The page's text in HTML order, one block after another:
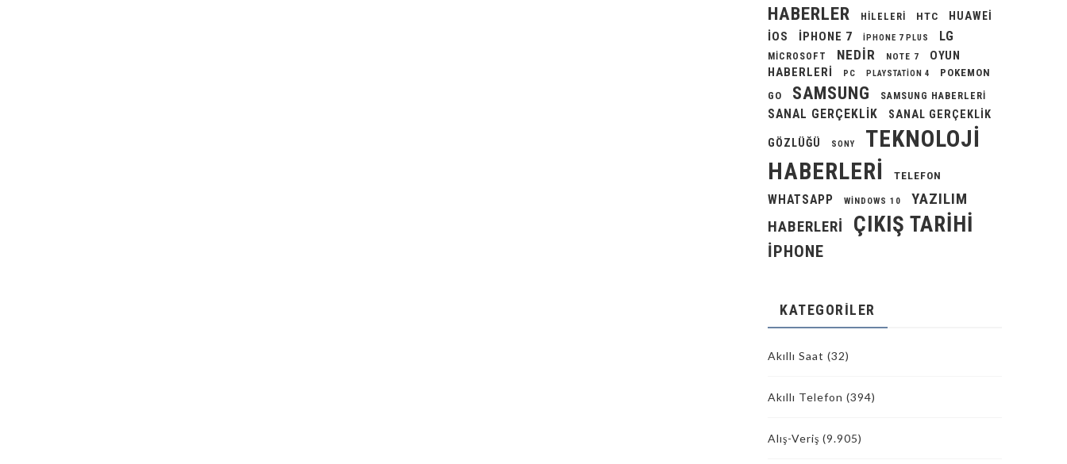
HABERLER
HILELERI HTC HUAWEI
IOS IPHONE 7 IPHONE 7 PLUS LG
MICROSOFT NEDIR NOTE 7
OYUN
HABERLERI
PC PLAYSTATION 4
POKEMON
GO
SAMSUNG SAMSUNG HABERLERI
SANAL GERÇEKLIK SANAL GERÇEKLIK
GÖZLÜĞÜ SONY
TEKNOLOJI
HABERLERI
TELEFON
WHATSAPP WINDOWS 10
YAZILIM
HABERLERI
ÇIKIŞ TARIHI
İPHONE
KATEGORILER
Akıllı Saat (32)
Akıllı Telefon (394)
Alış-Veriş (9.905)